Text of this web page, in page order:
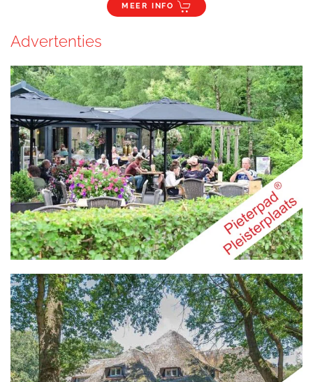
MEER INFO
Advertenties
MEER INFO